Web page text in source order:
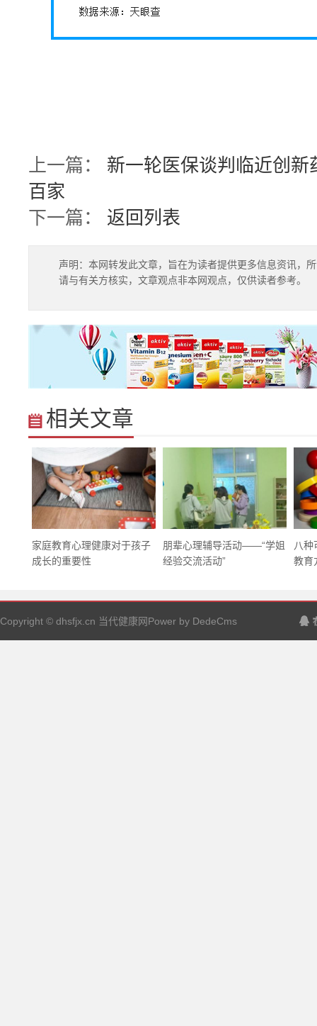
上一篇： 新一轮医保谈判临近创
百家
下一篇： 返回列表
声明：本网转发此文章，旨在为读者提供更多信息资讯，
请与有关方核实，文章观点非本网观点，仅供读者参考。
相关文章
家庭教育心理健康对于孩子
成长的重要性
朋辈心理辅导活动——“学姐
经验交流活动”
八种
教育
Copyright © dhsfjx.cn 当代健康网Power by DedeCms